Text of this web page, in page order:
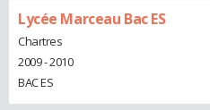
Lycée Marceau Bac ES
Chartres
2009 - 2010
BAC ES